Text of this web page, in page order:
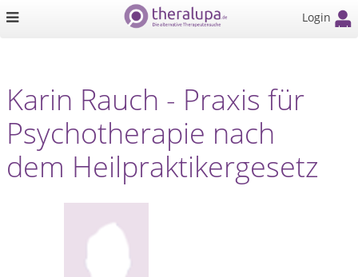
Login
Karin Rauch - Praxis für
Psychotherapie nach
dem Heilpraktikergesetz